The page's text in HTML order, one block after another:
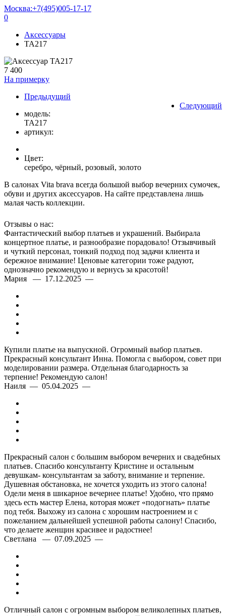
Москва:+7(495)005-17-17
0
Аксессуары
TA217
7 400
На примерку
Предыдущий
Следующий
модель:
TA217
артикул:
Цвет:
серебро, чёрный, розовый, золото
В салонах Vita brava всегда большой выбор вечерних сумочек,
обуви и других аксессуаров. На сайте представлена лишь
малая часть коллекции.
Отзывы о нас:
Фантастический выбор платьев и украшений. Выбирала
концертное платье, и разнообразие порадовало! Отзывчивый
и чуткий персонал, тонкий подход под задачи клиента и
бережное внимание! Ценовые категории тоже радуют,
однозначно рекомендую и вернусь за красотой!
Мария — 17.12.2025 —
Купили платье на выпускной. Огромный выбор платьев.
Прекрасный консультант Инна. Помогла с выбором, совет при
моделировании размера. Отдельная благодарность за
терпение! Рекомендую салон!
Наиля — 05.04.2025 —
Прекрасный салон с большим выбором вечерних и свадебных
платьев. Спасибо консультанту Кристине и остальным
девушкам- консультантам за заботу, внимание и терпение.
Душевная обстановка, не хочется уходить из этого салона!
Одели меня в шикарное вечернее платье! Удобно, что прямо
здесь есть мастер Елена, которая может «подогнать» платье
под тебя. Выхожу из салона с хорошим настроением и с
пожеланием дальнейшей успешной работы салону! Спасибо,
что делаете женщин красивее и радостнее!
Светлана — 07.09.2025 —
Отличный салон с огромным выбором великолепных платьев,